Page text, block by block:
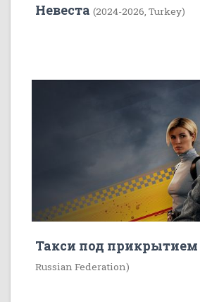
Невеста (2024-2026, Turkey)
Такси под прикрытием
Russian Federation)